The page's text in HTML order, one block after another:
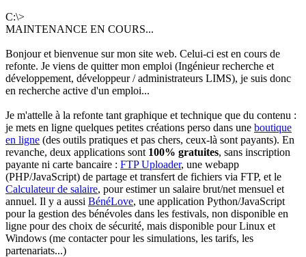
C:\>
MAINTENANCE EN COURS...
Bonjour et bienvenue sur mon site web. Celui-ci est en cours de
refonte. Je viens de quitter mon emploi (Ingénieur recherche et
développement, développeur / administrateurs LIMS), je suis donc
en recherche active d'un emploi...
Je m'attelle à la refonte tant graphique et technique que du contenu :
je mets en ligne quelques petites créations perso dans une boutique
en ligne (des outils pratiques et pas chers, ceux-là sont payants). En
revanche, deux applications sont 100% gratuites, sans inscription
payante ni carte bancaire : FTP Uploader, une webapp
(PHP/JavaScript) de partage et transfert de fichiers via FTP, et le
Calculateur de salaire, pour estimer un salaire brut/net mensuel et
annuel. Il y a aussi BénéLove, une application Python/JavaScript
pour la gestion des bénévoles dans les festivals, non disponible en
ligne pour des choix de sécurité, mais disponible pour Linux et
Windows (me contacter pour les simulations, les tarifs, les
partenariats...)